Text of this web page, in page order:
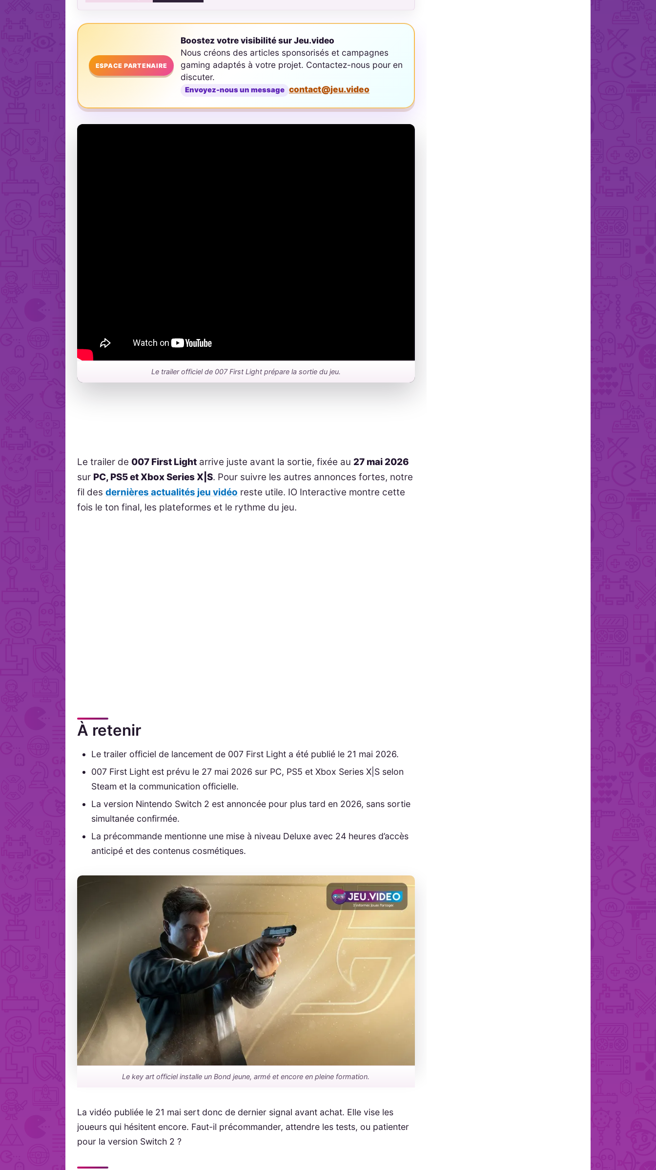
ESPACE PARTENAIRE
Boostez votre visibilité sur Jeu.video
Nous créons des articles sponsorisés et campagnes
gaming adaptés à votre projet. Contactez-nous pour en
discuter.
Envoyez-nous un message contact@jeu.video
Le trailer officiel de 007 First Light prépare la sortie du jeu.
Le trailer de 007 First Light arrive juste avant la sortie, fixée au 27 mai 2026
sur PC, PS5 et Xbox Series X|S. Pour suivre les autres annonces fortes, notre
fil desdernières actualités jeu vidéo reste utile. IO Interactive montre cette
fois le ton final, les plateformes et le rythme du jeu.
À retenir
Le trailer officiel de lancement de 007 First Light a été publié le 21 mai 2026.
007 First Light est prévu le 27 mai 2026 sur PC, PS5 et Xbox Series X|S selon
Steam et la communication officielle.
La version Nintendo Switch 2 est annoncée pour plus tard en 2026, sans sortie
simultanée confirmée.
La précommande mentionne une mise à niveau Deluxe avec 24 heures d’accès
anticipé et des contenus cosmétiques.
Le key art officiel installe un Bond jeune, armé et encore en pleine formation.
La vidéo publiée le 21 mai sert donc de dernier signal avant achat. Elle vise les
joueurs qui hésitent encore. Faut-il précommander, attendre les tests, ou patienter
pour la version Switch 2 ?